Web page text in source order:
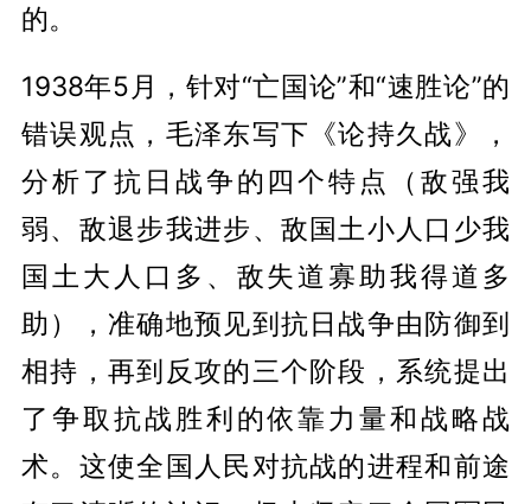
的。
1938年5月，针对“亡国论”和“速胜论”的
错误观点，毛泽东写下《论持久战》，
分析了抗日战争的四个特点（敌强我
弱、敌退步我进步、敌国土小人口少我
国土大人口多、敌失道寡助我得道多
助），准确地预见到抗日战争由防御到
相持，再到反攻的三个阶段，系统提出
了争取抗战胜利的依靠力量和战略战
术。这使全国人民对抗战的进程和前途